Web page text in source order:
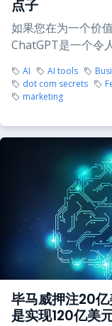
点子
如果您在为一个价
ChatGPT是一个令
AI AI tools
dot com secrets
marketing
毕马威押注20
是实现120亿美